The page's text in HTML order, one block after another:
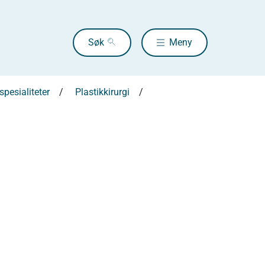
Søk Meny
Plastikkirurgi